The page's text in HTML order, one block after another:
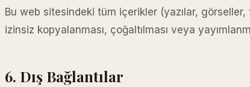
Bu web sitesindeki tüm içerikler (yazılar,
izinsiz kopyalanması, çoğaltılması veya
6. Dış Bağlantılar